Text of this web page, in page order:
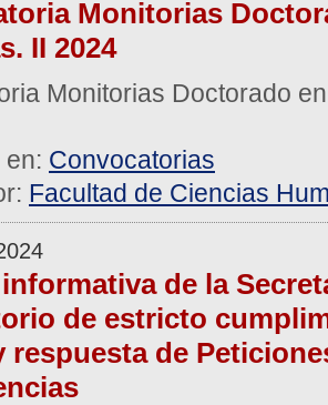
Monitorias
II 2024
Monitorias Doctorado
en: Convocatorias
Facultad de Ciencias
de la
de estricto
respuesta de